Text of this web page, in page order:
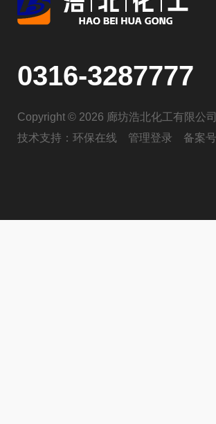
0316-3287777
Copyright © 2026 廊坊浩北化工有限公
技术支持： 环保在线 管理登录 备案号